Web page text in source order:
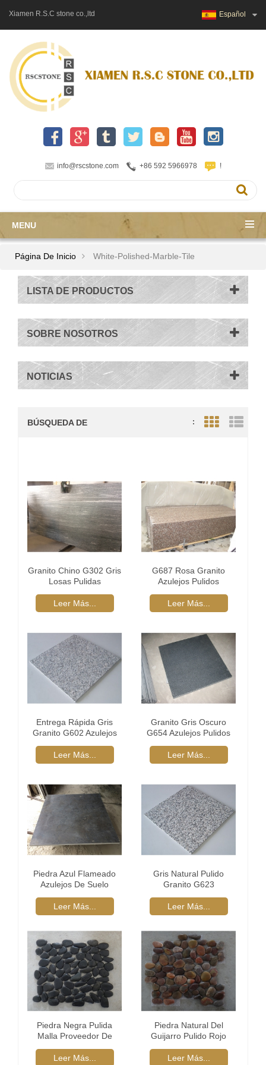
Xiamen R.S.C stone co.,ltd Español
info@rscstone.com +86 592 5966978 !
MENU
Página De Inicio White-Polished-Marble-Tile
LISTA DE PRODUCTOS
SOBRE NOSOTROS
NOTICIAS
BÚSQUEDA DE : Grid View
Granito Chino G302 Gris
Losas Pulidas
Leer Más...
G687 Rosa Granito
Azulejos Pulidos
Leer Más...
Entrega Rápida Gris
Granito G602 Azulejos
Leer Más...
Granito Gris Oscuro
G654 Azulejos Pulidos
Leer Más...
Piedra Azul Flameado
Azulejos De Suelo
Leer Más...
Gris Natural Pulido
Granito G623
Leer Más...
Piedra Negra Pulida
Malla Proveedor De
Leer Más...
Piedra Natural Del
Guijarro Pulido Rojo
Leer Más...